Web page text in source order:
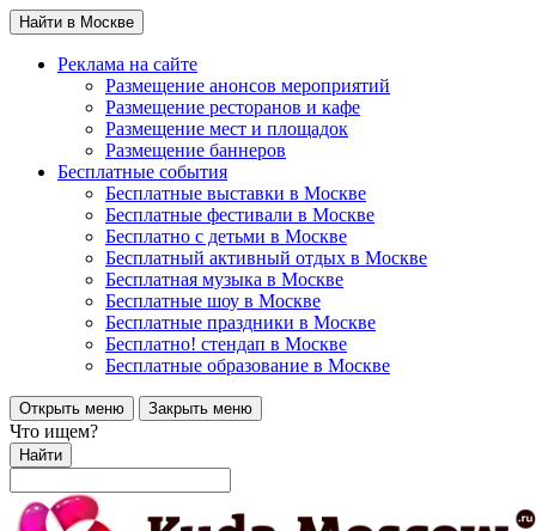
Найти в Москве
Реклама на сайте
Размещение анонсов мероприятий
Размещение ресторанов и кафе
Размещение мест и площадок
Размещение баннеров
Бесплатные события
Бесплатные выставки в Москве
Бесплатные фестивали в Москве
Бесплатно с детьми в Москве
Бесплатный активный отдых в Москве
Бесплатная музыка в Москве
Бесплатные шоу в Москве
Бесплатные праздники в Москве
Бесплатно! стендап в Москве
Бесплатные образование в Москве
Открыть меню Закрыть меню
Что ищем?
Найти